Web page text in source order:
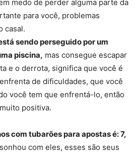
medo de perder alguma parte da
para você, problemas
casal.
sendo perseguido por um
piscina, mas consegue escapar
e o derrota, significa que você é
de dificuldades, que você
você tem que enfrentá-lo, então
positiva.
com tubarões para apostas é: 7,
com eles, esses são seus